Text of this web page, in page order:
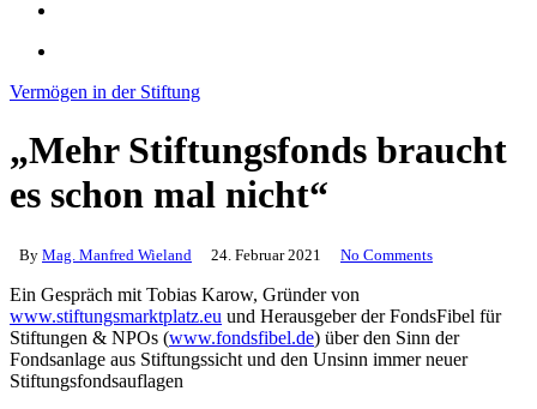
Vermögen in der Stiftung
„Mehr Stiftungsfonds braucht
es schon mal nicht“
By Mag. Manfred Wieland 24. Februar 2021 No Comments
Ein Gespräch mit Tobias Karow, Gründer von
www.stiftungsmarktplatz.eu und Herausgeber der FondsFibel für
Stiftungen & NPOs (www.fondsfibel.de) über den Sinn der
Fondsanlage aus Stiftungssicht und den Unsinn immer neuer
Stiftungsfondsauflagen